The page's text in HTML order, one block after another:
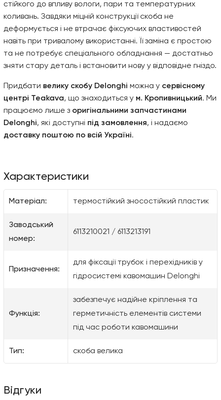
стійкого до впливу вологи, пари та температурних
коливань. Завдяки міцній конструкції скоба не
деформується і не втрачає фіксуючих властивостей
навіть при тривалому використанні. Її заміна є простою
та не потребує спеціального обладнання — достатньо
зняти стару деталь і встановити нову у відповідне гніздо.
Придбати велику скобу Delonghi можна у сервісному
центрі Teakava, що знаходиться у м. Кропивницький. Ми
працюємо лише з оригінальними запчастинами
Delonghi, які доступні під замовлення, і надаємо
доставку поштою по всій Україні.
Характеристики
Матеріал: термостійкий зносостійкий пластик
Заводський
номер:
6113210021 / 6113213191
Призначення:
для фіксації трубок і перехідників у
гідросистемі кавомашин Delonghi
Функція:
забезпечує надійне кріплення та
герметичність елементів системи
під час роботи кавомашини
Тип: скоба велика
Відгуки